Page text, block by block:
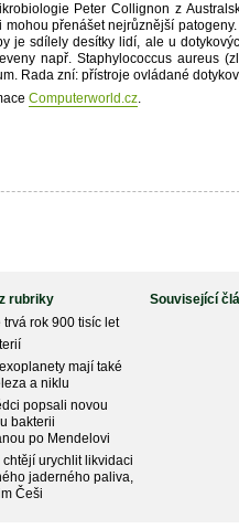
Peter Collignon z
mohou přenášet nejrůznější
je sdílely desítky lidí, ale u
např. Staphylococcus aureus
Rada zní: přístroje ovládané
Computerworld.cz.
rubriky
trvá rok 900 tisíc let
mají také
a niklu
popsali novou
bakterii
po Mendelovi
urychlit likvidaci
jaderného paliva,
Češi
Související